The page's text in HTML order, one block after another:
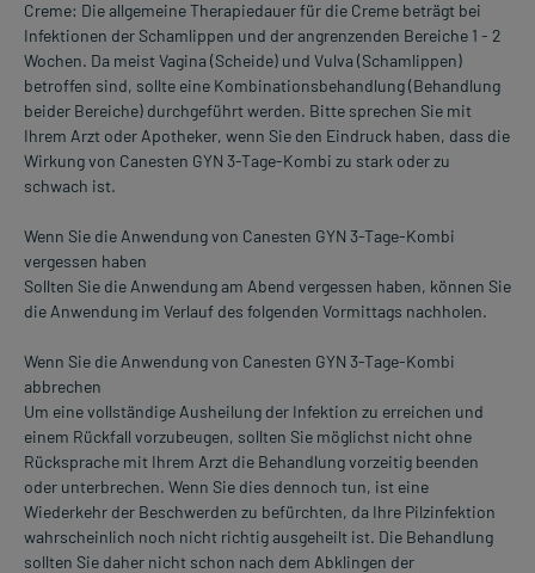
Creme: Die allgemeine Therapiedauer für die Creme beträgt bei
Infektionen der Schamlippen und der angrenzenden Bereiche 1 - 2
Wochen. Da meist Vagina (Scheide) und Vulva (Schamlippen)
betroffen sind, sollte eine Kombinationsbehandlung (Behandlung
beider Bereiche) durchgeführt werden. Bitte sprechen Sie mit
Ihrem Arzt oder Apotheker, wenn Sie den Eindruck haben, dass die
Wirkung von Canesten GYN 3-Tage-Kombi zu stark oder zu
schwach ist.
Wenn Sie die Anwendung von Canesten GYN 3-Tage-Kombi
vergessen haben
Sollten Sie die Anwendung am Abend vergessen haben, können Sie
die Anwendung im Verlauf des folgenden Vormittags nachholen.
Wenn Sie die Anwendung von Canesten GYN 3-Tage-Kombi
abbrechen
Um eine vollständige Ausheilung der Infektion zu erreichen und
einem Rückfall vorzubeugen, sollten Sie möglichst nicht ohne
Rücksprache mit Ihrem Arzt die Behandlung vorzeitig beenden
oder unterbrechen. Wenn Sie dies dennoch tun, ist eine
Wiederkehr der Beschwerden zu befürchten, da Ihre Pilzinfektion
wahrscheinlich noch nicht richtig ausgeheilt ist. Die Behandlung
sollten Sie daher nicht schon nach dem Abklingen der